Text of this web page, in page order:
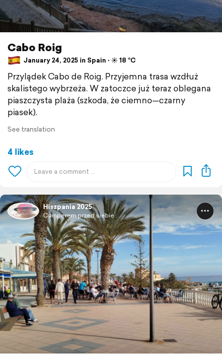
Cabo Roig
January 24, 2025 in Spain ⋅ ☀️ 18 °C
Przylądek Cabo de Roig. Przyjemna trasa wzdłuż
skalistego wybrzeża. W zatoczce już teraz oblegana
piaszczysta plaża (szkoda, że ciemno—czarny
piasek).
See translation
4 likes
Hiszpania 2025
Camperem przed siebie